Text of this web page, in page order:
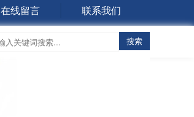
在线留言 联系我们